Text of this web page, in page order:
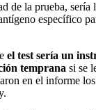
de la prueba, sería
específico
el test sería un
temprana si se
en el informe